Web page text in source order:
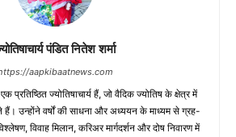
पंडित नितेश शर्मा
aapkibaatnews.com
प्रतिष्ठित ज्योतिषाचार्य हैं, जो वैदिक ज्योतिष के क्षेत्र में
उन्होंने वर्षों की साधना और अध्ययन के माध्यम से ग्रह-
विवाह मिलान, करिअर मार्गदर्शन और दोष निवारण में